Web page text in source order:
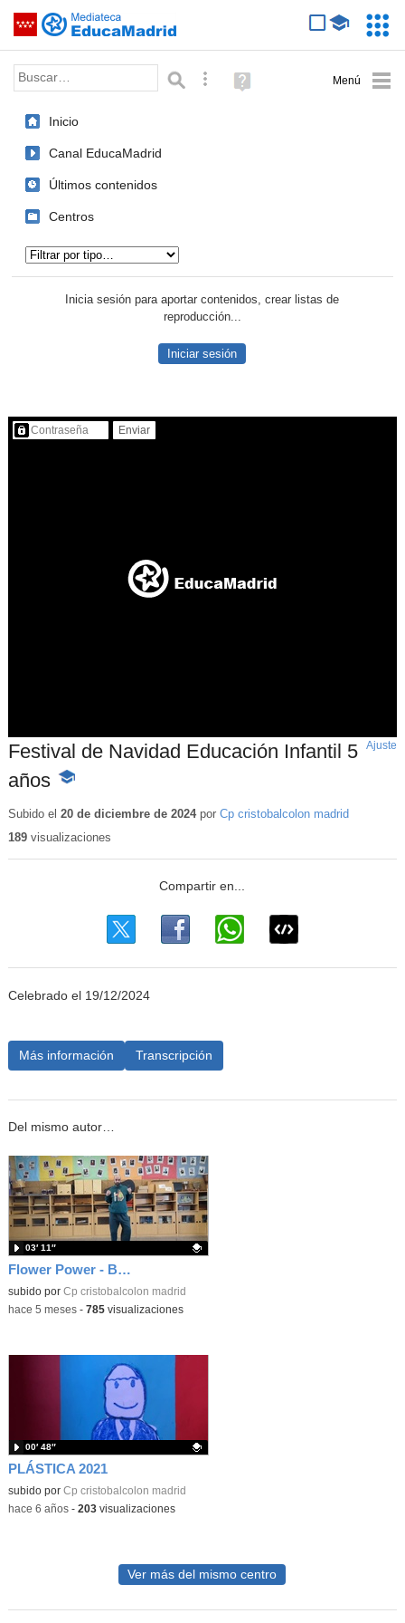
Saltar navegación
Palabra o frase: Búsqueda avanzada
Ayuda
(en
Inicio
Canal EducaMadrid
Últimos contenidos
Centros
Inicia sesión para aportar contenidos, crear listas de
reproducción...
Iniciar sesión
Contenido protegido…
Festival de Navidad Educación Infantil 5
años -
educativo
Ajuste
Subido el 20 de diciembre de 2024por Cp cristobalcolon madrid
189visualizaciones
Celebrado el 19/12/2024
Más información Transcripción
Del mismo autor…
Flower Power - Baile 8 de marzo
Contenido educativo.
subido por Cp cristobalcolon madrid
03′ 11″
-hace 5 meses- 785visualizaciones
PLÁSTICA 2021
Contenido educativo.
subido por Cp cristobalcolon madrid
00′ 48″
-hace 6 años- 203visualizaciones
Ver más del mismo centro